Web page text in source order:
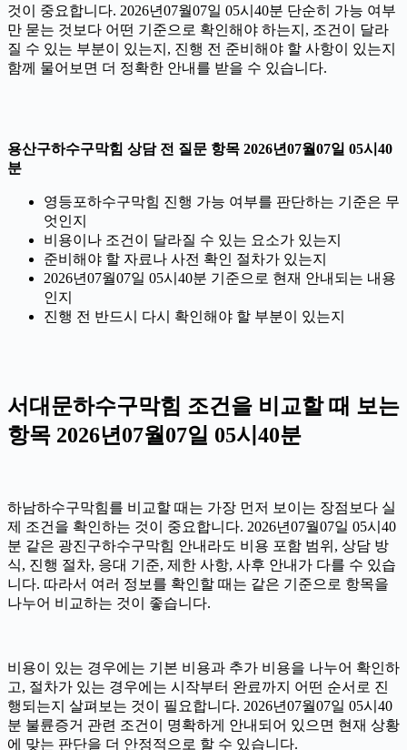
것이 중요합니다. 2026년07월07일 05시40분 단순히 가능 여부
만 묻는 것보다 어떤 기준으로 확인해야 하는지, 조건이 달라
질 수 있는 부분이 있는지, 진행 전 준비해야 할 사항이 있는지
함께 물어보면 더 정확한 안내를 받을 수 있습니다.
용산구하수구막힘 상담 전 질문 항목 2026년07월07일 05시40
분
영등포하수구막힘 진행 가능 여부를 판단하는 기준은 무
엇인지
비용이나 조건이 달라질 수 있는 요소가 있는지
준비해야 할 자료나 사전 확인 절차가 있는지
2026년07월07일 05시40분 기준으로 현재 안내되는 내용
인지
진행 전 반드시 다시 확인해야 할 부분이 있는지
서대문하수구막힘 조건을 비교할 때 보는
항목 2026년07월07일 05시40분
하남하수구막힘를 비교할 때는 가장 먼저 보이는 장점보다 실
제 조건을 확인하는 것이 중요합니다. 2026년07월07일 05시40
분 같은 광진구하수구막힘 안내라도 비용 포함 범위, 상담 방
식, 진행 절차, 응대 기준, 제한 사항, 사후 안내가 다를 수 있습
니다. 따라서 여러 정보를 확인할 때는 같은 기준으로 항목을
나누어 비교하는 것이 좋습니다.
비용이 있는 경우에는 기본 비용과 추가 비용을 나누어 확인하
고, 절차가 있는 경우에는 시작부터 완료까지 어떤 순서로 진
행되는지 살펴보는 것이 필요합니다. 2026년07월07일 05시40
분 불륜증거 관련 조건이 명확하게 안내되어 있으면 현재 상황
에 맞는 판단을 더 안정적으로 할 수 있습니다.